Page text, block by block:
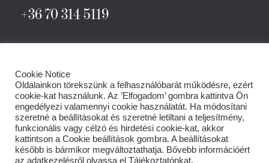
+36 70 314 5119
Cookie Notice
Oldalainkon törekszünk a felhasználóbarát működésre, ezért
cookie-kat használunk. Az ’Elfogadom’ gombra kattintva Ön
engedélyezi valamennyi cookie használatát. Ha módosítani
szeretné a beállításokat és szeretné letiltani a teljesítmény,
funkcionális vagy célzó és hirdetési cookie-kat, akkor
kattintson a Cookie beállítások gombra. A beállításokat
később is bármikor megváltoztathatja. Bővebb információért
az adatkezelésről olvassa el Tájékoztatónkat.